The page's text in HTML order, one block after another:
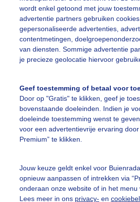
wordt enkel getoond met jouw
advertentie partners gebruiken
gepersonaliseerde advertenties,
contentmetingen,
van diensten. Sommige advertentie
je precieze geolocatie hiervoor
Geef toestemming of betaal voor
Door op "Gratis" te klikken, geef je
bovenstaande doeleinden. Indien je
doeleinde toestemming wenst te
voor een advertentievrije ervaring
Premium” te klikken.
Jouw keuze geldt enkel voor
opnieuw aanpassen of intrekken via
onderaan onze website of in het menu
Lees meer in ons privacy- en
slideshow
vragen
Mijn
De